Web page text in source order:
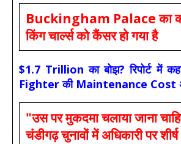
Buckingham Palace का
किंग चार्ल्स को कैंसर हो गया है
$1.7 Trillion का बोझ? रिपोर्ट में
Fighter की Maintenance Cost
"उस पर मुकदमा चलाया जाना
चंडीगढ़ चुनावों में अधिकारी पर